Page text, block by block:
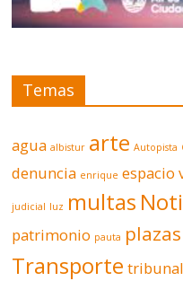
Temas
agua albistur arte Autopista
denuncia enrique espacio
judicial luz multas
patrimonio pauta plazas
Transporte